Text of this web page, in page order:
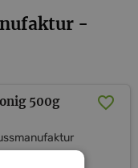
-
500g